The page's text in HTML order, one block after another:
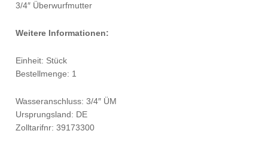
3/4″ Überwurfmutter
Weitere Informationen:
Einheit: Stück
Bestellmenge: 1
Wasseranschluss: 3/4″ ÜM
Ursprungsland: DE
Zolltarifnr: 39173300